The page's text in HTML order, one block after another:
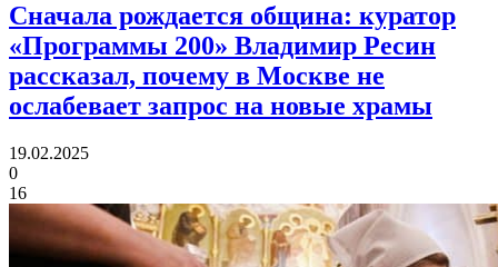
Сначала рождается община: куратор
«Программы 200» Владимир Ресин
рассказал, почему в Москве не
ослабевает запрос на новые храмы
19.02.2025
0
16